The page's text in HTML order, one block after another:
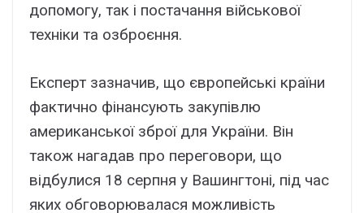
допомогу, так і постачання військової
техніки та озброєння.
Експерт зазначив, що європейські країни
фактично фінансують закупівлю
американської зброї для України. Він
також нагадав про переговори, що
відбулися 18 серпня у Вашингтоні, під час
яких обговорювалася можливість